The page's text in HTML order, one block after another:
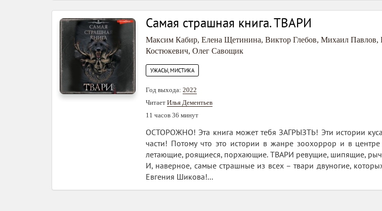
Самая страшная книга. ТВАРИ
Максим Кабир, Елена Щетинина, Виктор Глебов, Михаил Павлов,
Костюкевич, Олег Савощик
УЖАСЫ, МИСТИКА
Год выхода: 2022
Читает Илья Дементьев
11 часов 36 минут
ОСТОРОЖНО! Эта книга может тебя ЗАГРЫЗТЬ! Эти истории
части! Потому что это истории в жанре зоохоррор и в
летающие, роящиеся, порхающие. ТВАРИ ревущие, шипящие,
И, наверное, самые страшные из всех – твари двуногие,
Евгения Шикова!...